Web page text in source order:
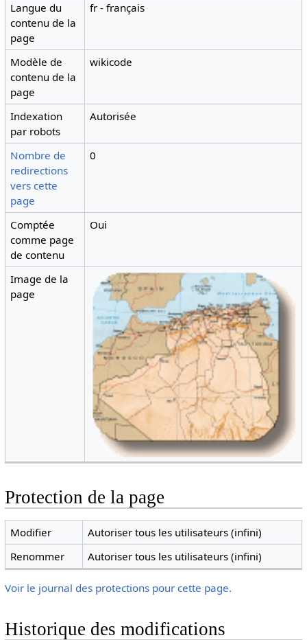
Langue du
contenu de la
page
fr - français
Modèle de
contenu de la
page
wikicode
Indexation
par robots
Autorisée
Nombre de
redirections
vers cette
page
0
Comptée
comme page
de contenu
Oui
Image de la
page
Protection de la page
Modifier
Autoriser tous les utilisateurs (infini)
Renommer
Autoriser tous les utilisateurs (infini)
Voir le journal des protections pour cette page.
Historique des modifications